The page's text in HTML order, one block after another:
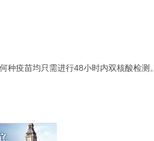
疫苗均只需进行48小时内双核酸检测。